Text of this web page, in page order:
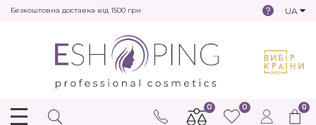
Безкоштовна доставка від 1500 грн UA
0
0 0